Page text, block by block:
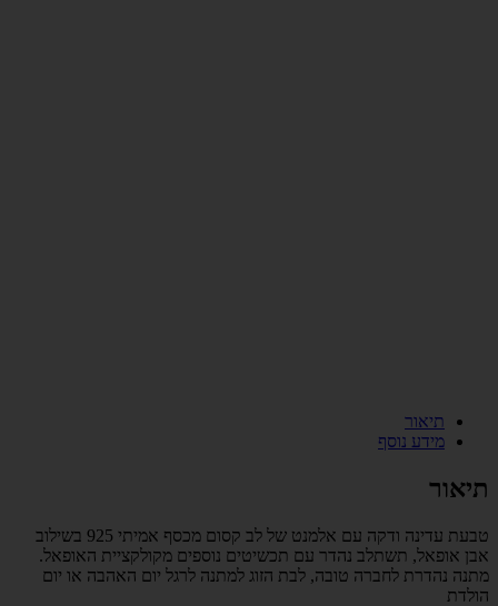
תיאור
מידע נוסף
תיאור
טבעת עדינה ודקה עם אלמנט של לב קסום מכסף אמיתי 925 בשילוב
אבן אופאל, תשתלב נהדר עם תכשיטים נוספים מקולקציית האופאל.
מתנה נהדרת לחברה טובה, לבת הזוג למתנה לרגל יום האהבה או יום
הולדת